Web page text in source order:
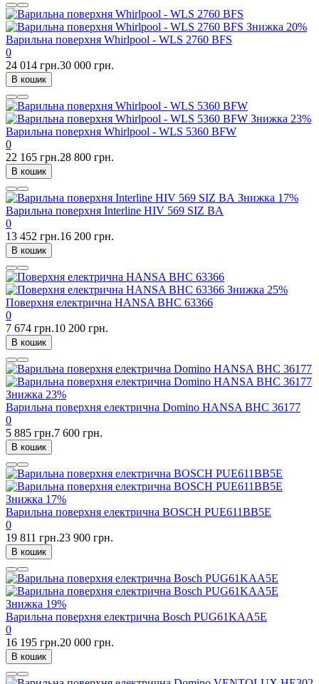
Знижка 20%
Варильна поверхня Whirlpool - WLS 2760 BFS
0
24 014 грн.30 000 грн.
В кошик
Знижка 23%
Варильна поверхня Whirlpool - WLS 5360 BFW
0
22 165 грн.28 800 грн.
В кошик
Знижка 17%
Варильна поверхня Interline HIV 569 SIZ BA
0
13 452 грн.16 200 грн.
В кошик
Знижка 25%
Поверхня електрична HANSA BHC 63366
0
7 674 грн.10 200 грн.
В кошик
Знижка 23%
Варильна поверхня електрична Domino HANSA BHC 36177
0
5 885 грн.7 600 грн.
В кошик
Знижка 17%
Варильна поверхня електрична BOSCH PUE611BB5E
0
19 811 грн.23 900 грн.
В кошик
Знижка 19%
Варильна поверхня електрична Bosch PUG61KAA5E
0
16 195 грн.20 000 грн.
В кошик